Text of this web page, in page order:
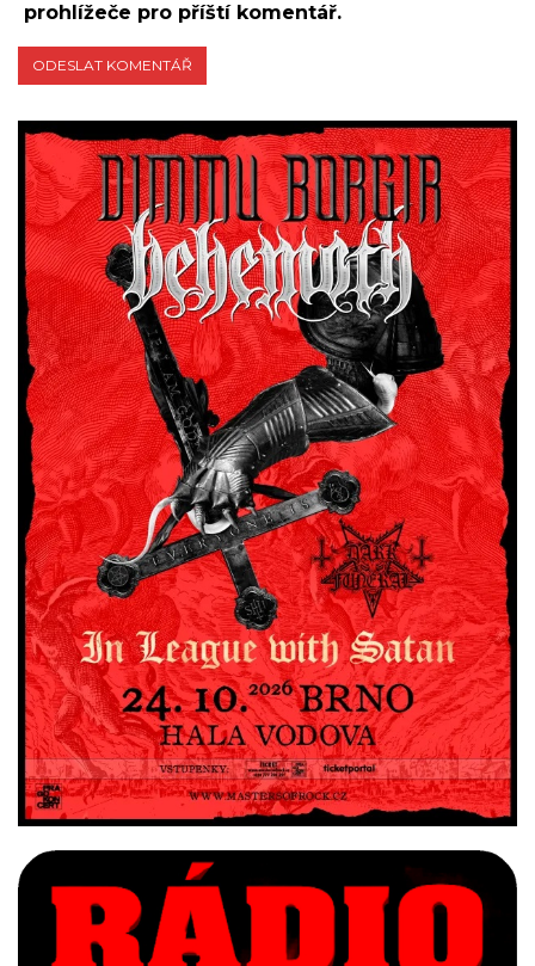
prohlížeče pro příští komentář.